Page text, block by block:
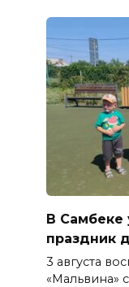
В Самбеке
праздник
3 августа
«Мальвина»